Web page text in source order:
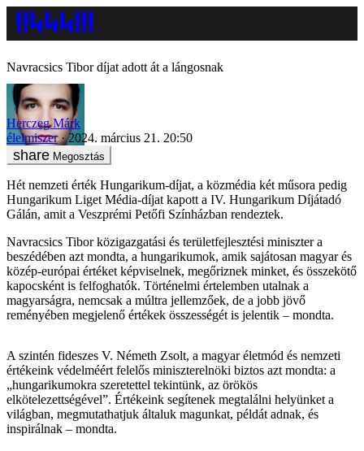
Navracsics Tibor díjat adott át a lángosnak
Herczeg Márk
élelmiszer
2024. március 21. 20:50
Megosztás
Hét nemzeti érték Hungarikum-díjat, a közmédia két műsora pedig
Hungarikum Liget Média-díjat kapott a IV. Hungarikum Díjátadó
Gálán, amit a Veszprémi Petőfi Színházban rendeztek.
Navracsics Tibor közigazgatási és területfejlesztési miniszter a
beszédében azt mondta, a hungarikumok, amik sajátosan magyar és
közép-európai értéket képviselnek, megőriznek minket, és összekötő
kapocsként is felfoghatók. Történelmi értelemben utalnak a
magyarságra, nemcsak a múltra jellemzőek, de a jobb jövő
reményében megjelenő értékek összességét is jelentik – mondta.
A szintén fideszes V. Németh Zsolt, a magyar életmód és nemzeti
értékeink védelméért felelős miniszterelnöki biztos azt mondta: a
„hungarikumokra szeretettel tekintünk, az örökös
elkötelezettségével”. Értékeink segítenek megtalálni helyünket a
világban, megmutathatjuk általuk magunkat, példát adnak, és
inspirálnak – mondta.